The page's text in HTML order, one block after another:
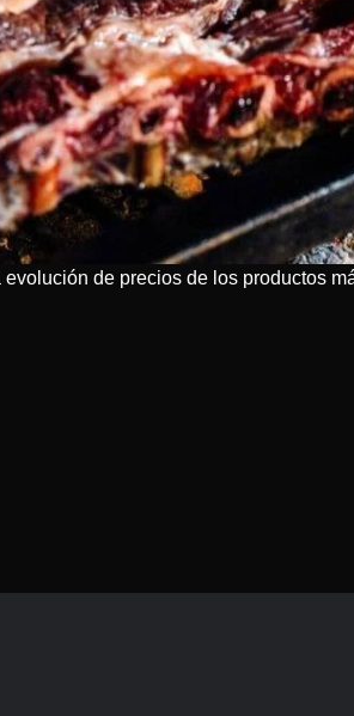
de precios de los productos